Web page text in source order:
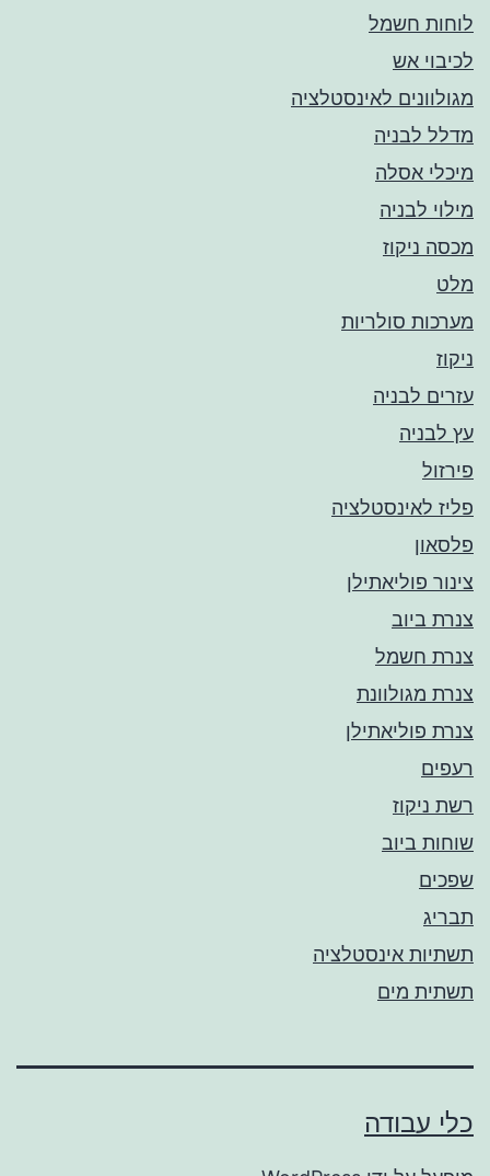
לוחות חשמל
לכיבוי אש
מגולוונים לאינסטלציה
מדלל לבניה
מיכלי אסלה
מילוי לבניה
מכסה ניקוז
מלט
מערכות סולריות
ניקוז
עזרים לבניה
עץ לבניה
פירזול
פליז לאינסטלציה
פלסאון
צינור פוליאתילן
צנרת ביוב
צנרת חשמל
צנרת מגולוונת
צנרת פוליאתילן
רעפים
רשת ניקוז
שוחות ביוב
שפכים
תבריג
תשתיות אינסטלציה
תשתית מים
כלי עבודה